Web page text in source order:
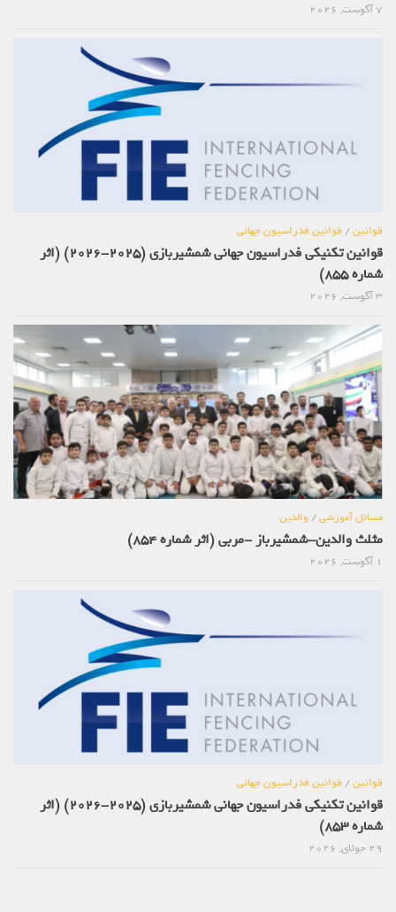
7 آگوست, 2026
قوانین/ قوانین فدراسیون جهانی
قوانین تکنیکی فدراسیون جهانی شمشیربازی (2025-2026) (اثر
شماره 855)
3 آگوست, 2026
مسائل آموزشی/ والدین
مثلث والدین-شمشیرباز -مربی (اثر شماره 854)
1 آگوست, 2026
قوانین/ قوانین فدراسیون جهانی
قوانین تکنیکی فدراسیون جهانی شمشیربازی (2025-2026) (اثر
شماره 853)
29 جولای, 2026